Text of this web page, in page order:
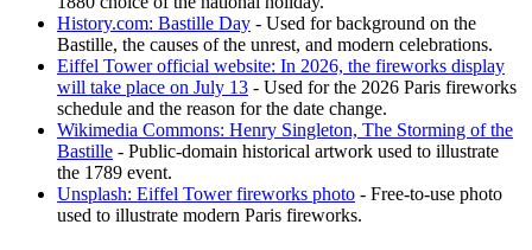
History.com: Bastille Day - Used for background on the
Bastille, the causes of the unrest, and modern celebrations.
Eiffel Tower official website: In 2026, the fireworks display
will take place on July 13 - Used for the 2026 Paris fireworks
schedule and the reason for the date change.
Wikimedia Commons: Henry Singleton, The Storming of the
Bastille - Public-domain historical artwork used to illustrate
the 1789 event.
Unsplash: Eiffel Tower fireworks photo - Free-to-use photo
used to illustrate modern Paris fireworks.